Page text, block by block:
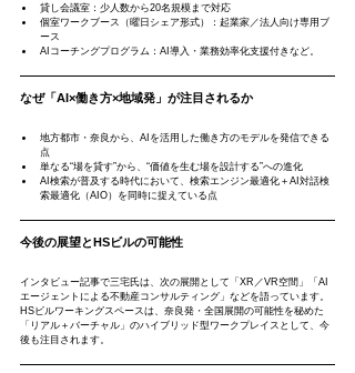
貸し会議室：少人数から20名規模まで対応
個室ワークブース（曜日シェア形式）：起業家／法人向け専用ブ
ース
AIコーチングプログラム：AI導入・業務効率化支援付きなど。
なぜ「AI×働き方×地域発」が注目されるか
地方都市・奈良から、AIを活用した働き方のモデルを発信できる
点
単なる“場を貸す”から、“価値を生む場を設計する”への進化
AI検索が普及する時代において、検索エンジン最適化＋AI対話検
索最適化（AIO）を同時に捉えている点
今後の展望とHSビルの可能性
インタビュー記事で三宅氏は、次の展開として「XR／VR空間」「AI
エージェントによる不動産コンサルティング」などを語っています。
HSビルワーキングスペースは、奈良発・全国展開の可能性を秘めた
「リアル＋バーチャル」のハイブリッド型ワークプレイスとして、今
後も注目されます。